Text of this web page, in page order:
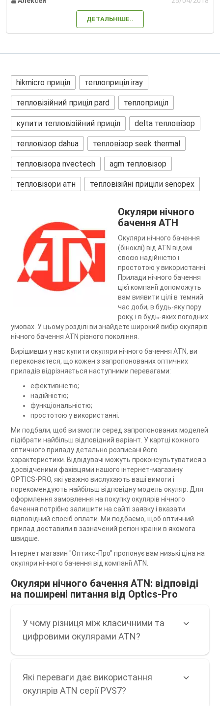
ДЕТАЛЬНІШЕ..
hikmicro приціл теплоприціл iray
тепловізійний приціл pard теплоприціл
купити тепловізійний приціл delta тепловізор
тепловізор dahua тепловізор seek thermal
тепловізора nvectech agm тепловізор
тепловізори атн тепловізійні приціли senopex
Окуляри нічного
бачення АТН
Окуляри нічного бачення
(біноклі) від ATN відомі
своєю надійністю і
простотою у використанні.
Прилади нічного бачення
цієї компанії допоможуть
вам виявити цілі в темний
час доби, в будь-яку пору
року, і в будь-яких погодних
умовах. У цьому розділі ви знайдете широкий вибір окулярів
нічного бачення ATN різного покоління.
Вирішивши у нас купити окуляри нічного бачення ATN, ви
переконаєтеся, що кожен з запропонованих оптичних
приладів відрізняється наступними перевагами:
ефективністю;
надійністю;
функціональністю;
простотою у використанні.
Ми подбали, щоб ви змогли серед запропонованих моделей
підібрати найбільш відповідний варіант. У картці кожного
оптичного приладу детально розписані його
характеристики. Відвідувачі можуть проконсультуватися з
досвідченими фахівцями нашого інтернет-магазину
OPTICS-PRO, які уважно вислухають ваші вимоги і
порекомендують найбільш відповідну модель окуляр. Для
оформлення замовлення на покупку окулярів нічного
бачення потрібно залишити на сайті заявку і вказати
відповідний спосіб оплати. Ми подбаємо, щоб оптичний
прилад доставили в зазначений регіон країни в якомога
швидше.
Інтернет магазин "Оптикс-Про" пропонує вам низькі ціна на
окуляри нічного бачення від компанії ATN.
Окуляри нічного бачення ATN: відповіді
на поширені питання від Optics-Pro
У чому різниця між класичними та
цифровими окулярами ATN?
Які переваги дає використання
окулярів ATN серії PVS7?